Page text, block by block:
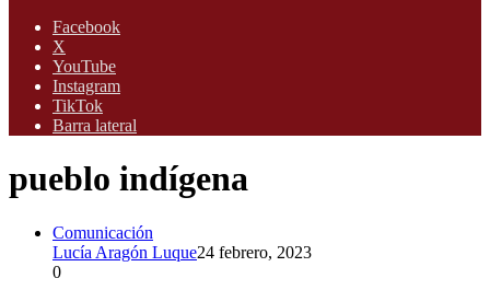
Facebook
X
YouTube
Instagram
TikTok
Barra lateral
pueblo indígena
Comunicación
Lucía Aragón Luque24 febrero, 2023
0